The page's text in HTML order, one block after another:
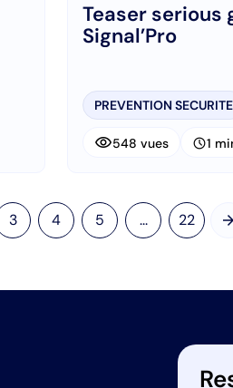
Teaser serious
Signal’Pro
PREVENTION SECURITE
visibility548 vues schedule1
3 4 5 ... 22 arrow_forward